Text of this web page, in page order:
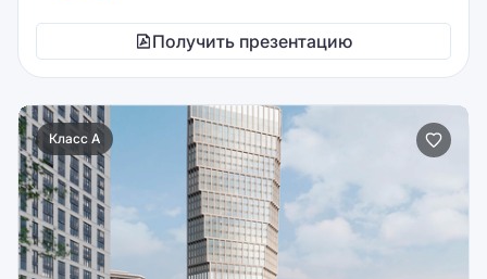
Получить презентацию
Класс A